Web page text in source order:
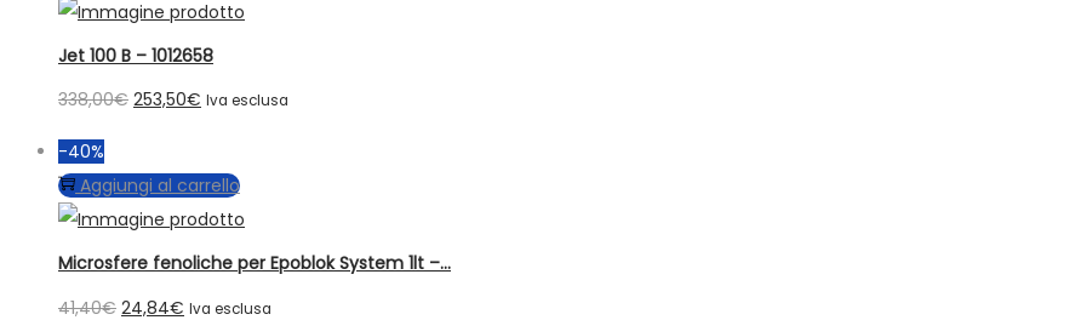
Jet 100 B – 1012658
338,00€ Il
era:
338,00€.
253,50€ Il
è:
253,50€.
Iva esclusa
-40%
Aggiungi al carrello
Microsfere fenoliche per Epoblok System 1lt –...
41,40€ Il
24,84€ IlIva esclusa